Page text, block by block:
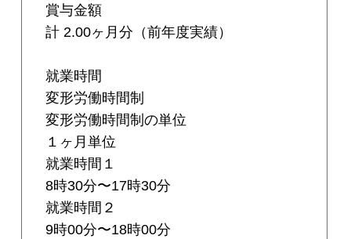
賞与金額
計 2.00ヶ月分（前年度実績）
就業時間
変形労働時間制
変形労働時間制の単位
１ヶ月単位
就業時間１
8時30分〜17時30分
就業時間２
9時00分〜18時00分